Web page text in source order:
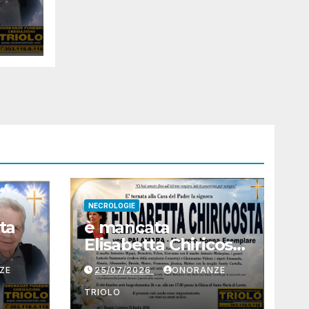
NECROLOGIE
è mancata
Elisabetta Chiricosta
ved. Palamara
25/07/2026 ONORANZE
TRIOLO